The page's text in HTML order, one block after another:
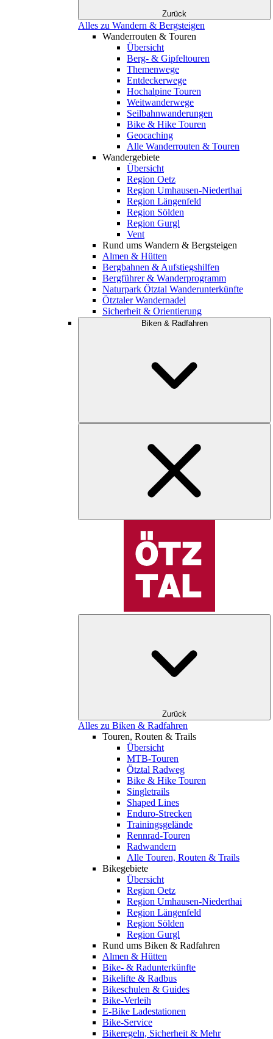
Zurück
Alles zu Wandern & Bergsteigen
Wanderrouten & Touren
Übersicht
Berg- & Gipfeltouren
Themenwege
Entdeckerwege
Hochalpine Touren
Weitwanderwege
Seilbahnwanderungen
Bike & Hike Touren
Geocaching
Alle Wanderrouten & Touren
Wandergebiete
Übersicht
Region Oetz
Region Umhausen-Niederthai
Region Längenfeld
Region Sölden
Region Gurgl
Vent
Rund ums Wandern & Bergsteigen
Almen & Hütten
Bergbahnen & Aufstiegshilfen
Bergführer & Wanderprogramm
Naturpark Ötztal Wanderunterkünfte
Ötztaler Wandernadel
Sicherheit & Orientierung
Biken & Radfahren
Zurück
Alles zu Biken & Radfahren
Touren, Routen & Trails
Übersicht
MTB-Touren
Ötztal Radweg
Bike & Hike Touren
Singletrails
Shaped Lines
Enduro-Strecken
Trainingsgelände
Rennrad-Touren
Radwandern
Alle Touren, Routen & Trails
Bikegebiete
Übersicht
Region Oetz
Region Umhausen-Niederthai
Region Längenfeld
Region Sölden
Region Gurgl
Rund ums Biken & Radfahren
Almen & Hütten
Bike- & Radunterkünfte
Bikelifte & Radbus
Bikeschulen & Guides
Bike-Verleih
E-Bike Ladestationen
Bike-Service
Bikeregeln, Sicherheit & Mehr